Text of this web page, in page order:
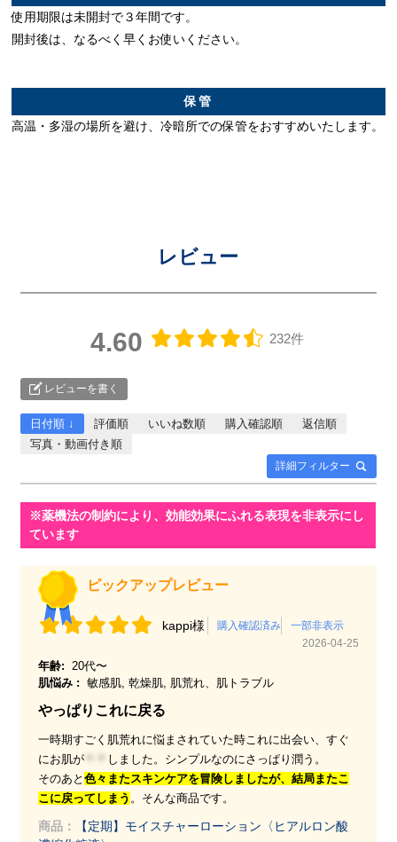
使用期限は未開封で３年間です。
開封後は、なるべく早くお使いください。
保管
高温・多湿の場所を避け、冷暗所での保管をおすすめいたします。
レビュー
4.60 232件
レビューを書く
詳細フィルター
日付順 ↓ 評価順 いいね数順 購入確認順
返信順
写真・動画付き順
ピックアップレビュー
kappi様 購入確認済み
一部非表示
2026-04-25
年齢:
20代〜
肌悩み : 敏感肌, 乾燥肌, 肌荒れ、肌トラブル
やっぱりこれに戻る
一時期すごく肌荒れに悩まされていた時これに出会い、すぐ
にお肌が
しました。シンプルなのにさっぱり潤う。
そのあと色々またスキンケアを冒険しましたが、結局またこ
こに戻ってしまう 。そんな商品です。
商品：
【定期】モイスチャーローション〈ヒアルロン酸